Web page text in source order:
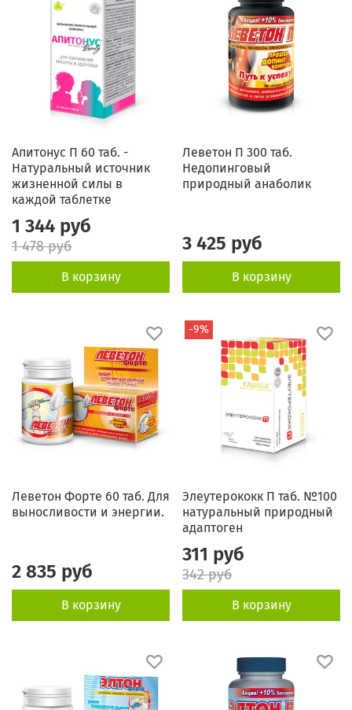
Апитонус П 60 таб. -
Натуральный источник
жизненной силы в
каждой таблетке
1 344 руб
1 478 руб
В корзину
Леветон П 300 таб.
Недопинговый
природный анаболик
3 425 руб
В корзину
Леветон Форте 60 таб. Для
выносливости и энергии.
2 835 руб
В корзину
-9%
Элеутерококк П таб. №100
натуральный природный
адаптоген
311 руб
342 руб
В корзину